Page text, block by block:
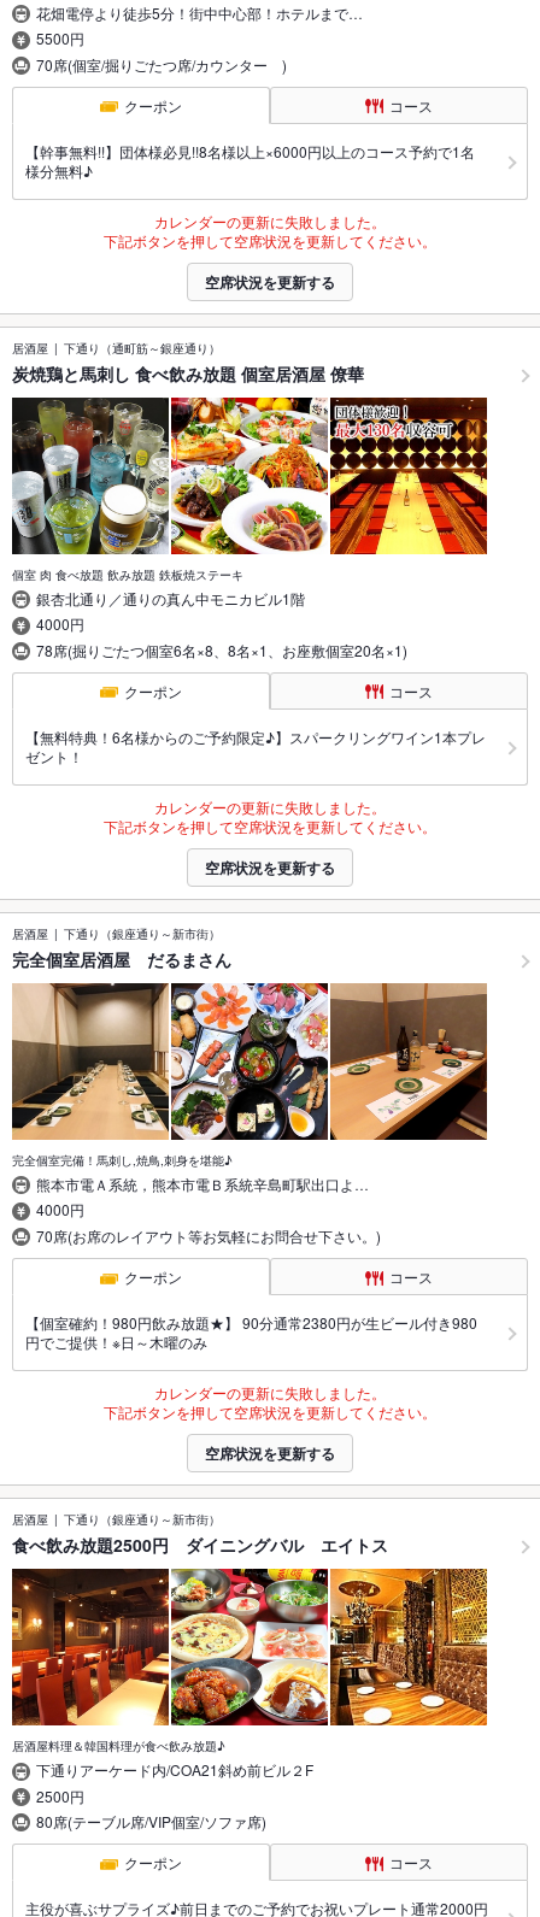
花畑電停より徒歩5分！街中中心部！ホテルまで…
5500円
70席(個室/掘りごたつ席/カウンター )
クーポン コース
【幹事無料!!】団体様必見!!8名様以上×6000円以上のコース予約で1名
様分無料♪
カレンダーの更新に失敗しました。
下記ボタンを押して空席状況を更新してください。
空席状況を更新する
居酒屋 下通り（通町筋～銀座通り）
炭焼鶏と馬刺し 食べ飲み放題 個室居酒屋 僚華
個室 肉 食べ放題 飲み放題 鉄板焼ステーキ
銀杏北通り／通りの真ん中モニカビル1階
4000円
78席(掘りごたつ個室6名×8、8名×1、お座敷個室20名×1)
クーポン コース
【無料特典！6名様からのご予約限定♪】スパークリングワイン1本プレ
ゼント！
カレンダーの更新に失敗しました。
下記ボタンを押して空席状況を更新してください。
空席状況を更新する
居酒屋 下通り（銀座通り～新市街）
完全個室居酒屋 だるまさん
完全個室完備！馬刺し,焼鳥,刺身を堪能♪
熊本市電Ａ系統，熊本市電Ｂ系統辛島町駅出口よ…
4000円
70席(お席のレイアウト等お気軽にお問合せ下さい。)
クーポン コース
【個室確約！980円飲み放題★】 90分通常2380円が生ビール付き980
円でご提供！※日～木曜のみ
カレンダーの更新に失敗しました。
下記ボタンを押して空席状況を更新してください。
空席状況を更新する
居酒屋 下通り（銀座通り～新市街）
食べ飲み放題2500円 ダイニングバル エイトス
居酒屋料理＆韓国料理が食べ飲み放題♪
下通りアーケード内/COA21斜め前ビル２F
2500円
80席(テーブル席/VIP個室/ソファ席)
クーポン コース
主役が喜ぶサプライズ♪前日までのご予約でお祝いプレート通常2000円